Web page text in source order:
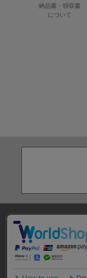
納品書・領収書
について
特定商取引法に基